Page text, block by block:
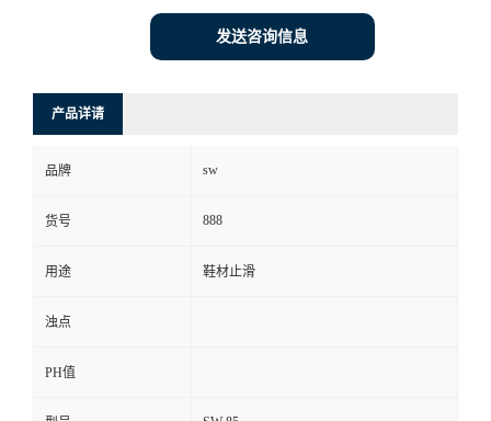
发送咨询信息
产品详请
品牌 sw
货号 888
用途 鞋材止滑
浊点
PH值